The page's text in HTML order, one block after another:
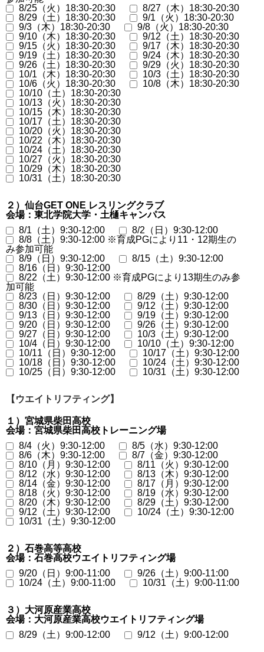
8/25（火）18:30-20:30
8/27（木）18:30-20:30
8/29（土）18:30-20:30
9/1（火）18:30-20:30
9/3（木）18:30-20:30
9/8（火）18:30-20:30
9/10（木）18:30-20:30
9/12（土）18:30-20:30
9/15（火）18:30-20:30
9/17（木）18:30-20:30
9/19（土）18:30-20:30
9/24（木）18:30-20:30
9/26（土）18:30-20:30
9/29（火）18:30-20:30
10/1（木）18:30-20:30
10/3（土）18:30-20:30
10/6（火）18:30-20:30
10/8（木）18:30-20:30
10/10（土）18:30-20:30
10/13（火）18:30-20:30
10/15（木）18:30-20:30
10/17（土）18:30-20:30
10/20（火）18:30-20:30
10/22（木）18:30-20:30
10/24（土）18:30-20:30
10/27（火）18:30-20:30
10/29（木）18:30-20:30
10/31（土）18:30-20:30
２）仙台GET ONE レスリングクラブ
会場：東北学院大学・土樋キャンパス
8/1（土）9:30-12:00
8/2（日）9:30-12:00
8/8（土）9:30-12:00 ※育成PGにより11・12期生の
み参加可能
8/9（日）9:30-12:00
8/15（土）9:30-12:00
8/16（日）9:30-12:00
8/22（土）9:30-12:00 ※育成PGにより13期生のみ参
加可能
8/23（日）9:30-12:00
8/29（土）9:30-12:00
8/30（日）9:30-12:00
9/12（土）9:30-12:00
9/13（日）9:30-12:00
9/19（土）9:30-12:00
9/20（日）9:30-12:00
9/26（土）9:30-12:00
9/27（日）9:30-12:00
10/3（土）9:30-12:00
10/4（日）9:30-12:00
10/10（土）9:30-12:00
10/11（日）9:30-12:00
10/17（土）9:30-12:00
10/18（日）9:30-12:00
10/24（土）9:30-12:00
10/25（日）9:30-12:00
10/31（土）9:30-12:00
【ウエイトリフティング】
１）宮城県柴田高校
会場：宮城県柴田高校トレーニング場
8/4（火）9:30-12:00
8/5（水）9:30-12:00
8/6（木）9:30-12:00
8/7（金）9:30-12:00
8/10（月）9:30-12:00
8/11（火）9:30-12:00
8/12（水）9:30-12:00
8/13（木）9:30-12:00
8/14（金）9:30-12:00
8/17（月）9:30-12:00
8/18（火）9:30-12:00
8/19（水）9:30-12:00
8/20（木）9:30-12:00
8/29（土）9:30-12:00
9/12（土）9:30-12:00
10/24（土）9:30-12:00
10/31（土）9:30-12:00
２）石巻高等高校
会場：石巻高校ウエイトリフティング場
9/20（日）9:00-11:00
9/26（土）9:00-11:00
10/24（土）9:00-11:00
10/31（土）9:00-11:00
３）大河原産業高校
会場：大河原産業高校ウエイトリフティング場
8/29（土）9:00-12:00
9/12（土）9:00-12:00